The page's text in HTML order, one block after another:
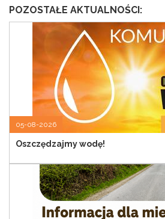
POZOSTAŁE AKTUALNOŚCI:
05-08-2026
Oszczędzajmy wodę!